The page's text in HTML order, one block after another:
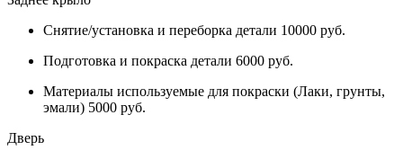
Снятие/установка и переборка детали 10000 руб.
Подготовка и покраска детали 6000 руб.
Материалы используемые для покраски (Лаки, грунты,
эмали) 5000 руб.
Дверь